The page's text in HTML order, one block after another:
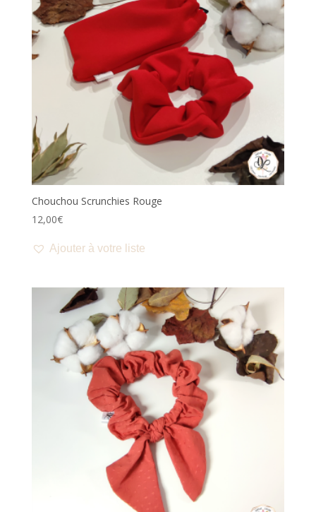
Chouchou Scrunchies Rouge
12,00€
Ajouter à votre liste